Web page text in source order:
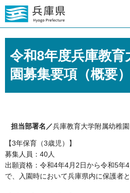
令和8年度兵庫教育
園募集要項（概要）
担当部署名／兵庫教育大学附属幼稚
【3年保育（3歳児）】
募集人員：40人
出願資格：令和4年4月2日から令和5年
で、入園時において兵庫県内に保護者